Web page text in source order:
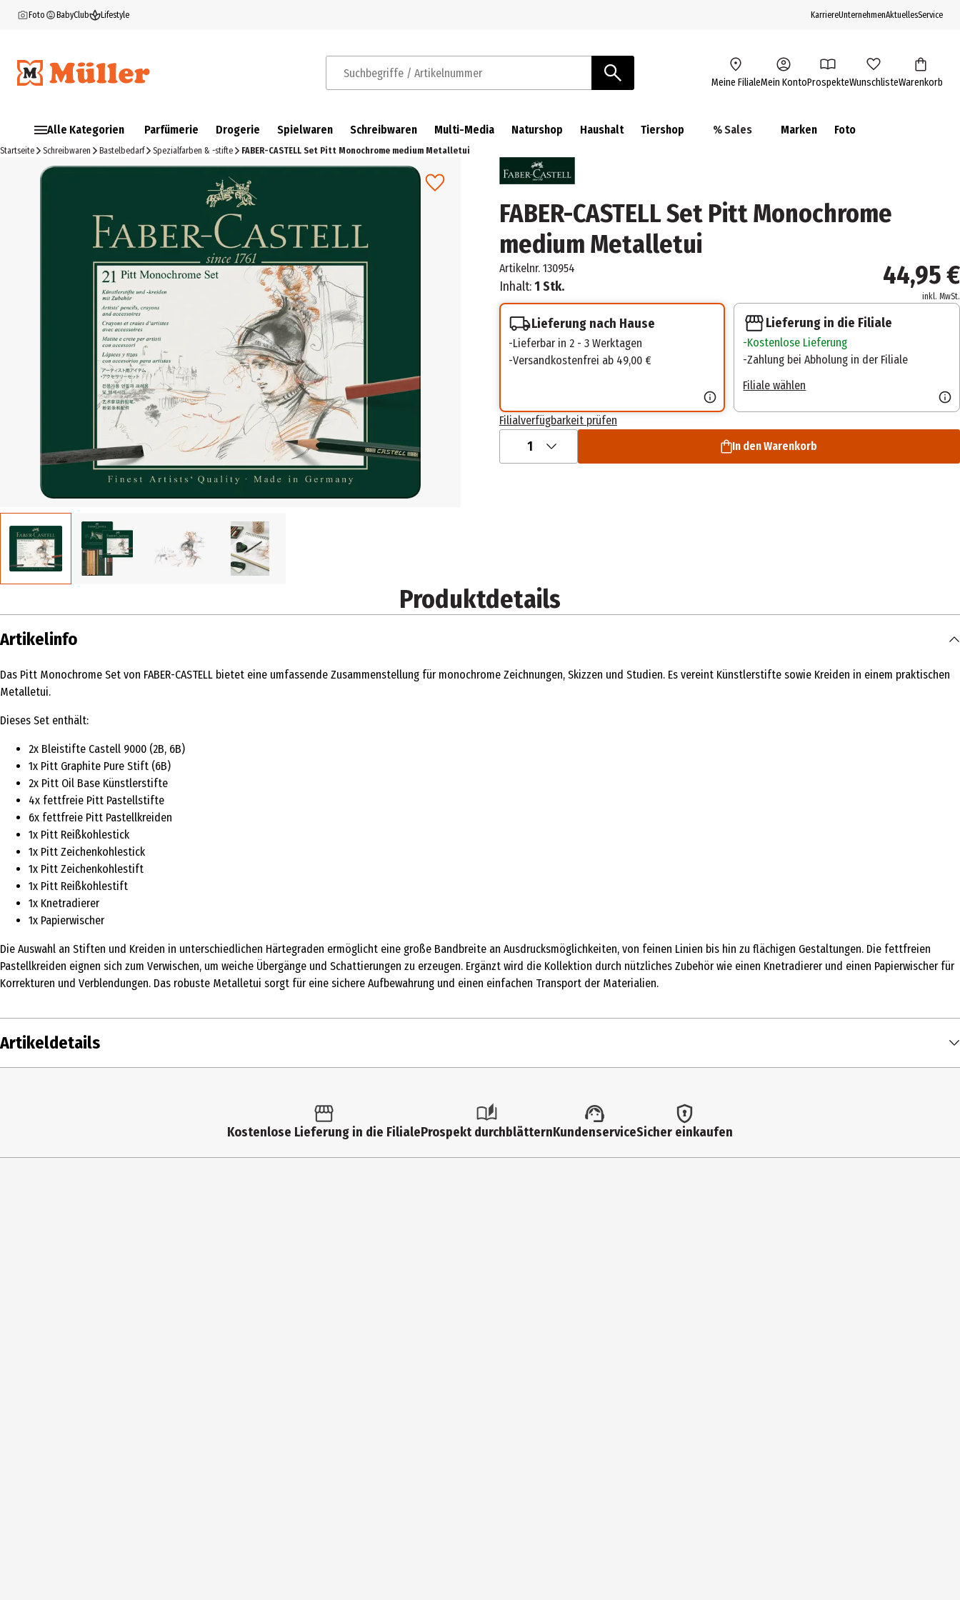
Foto BabyClub Lifestyle KarriereUnternehmenAktuellesService
Suchbegriffe / Artikelnummer Meine FilialeMein KontoProspekteWunschlisteWarenkorb
Alle Kategorien Parfümerie Drogerie Spielwaren Schreibwaren Multi-Media Naturshop Haushalt Tiershop % Sales Marken Foto
Startseite Schreibwaren Bastelbedarf Spezialfarben & -stifte FABER-CASTELL Set Pitt Monochrome medium Metalletui
FABER-CASTELL Set Pitt Monochrome
medium Metalletui
Artikelnr. 130954
Inhalt:1 Stk. 44,95 €
inkl. MwSt.
Lieferung nach Hause
Lieferbar in 2 - 3 Werktagen
Versandkostenfrei ab 49,00 €
Lieferung in die Filiale
Kostenlose Lieferung
Zahlung bei Abholung in der Filiale
Filiale wählen
Filialverfügbarkeit prüfen
1 In den Warenkorb
Produktdetails
Artikelinfo
Das Pitt Monochrome Set von FABER-CASTELL bietet eine umfassende Zusammenstellung für monochrome Zeichnungen, Skizzen und Studien. Es vereint Künstlerstifte sowie Kreiden in einem praktischen
Metalletui.
Dieses Set enthält:
2x Bleistifte Castell 9000 (2B, 6B)
1x Pitt Graphite Pure Stift (6B)
2x Pitt Oil Base Künstlerstifte
4x fettfreie Pitt Pastellstifte
6x fettfreie Pitt Pastellkreiden
1x Pitt Reißkohlestick
1x Pitt Zeichenkohlestick
1x Pitt Zeichenkohlestift
1x Pitt Reißkohlestift
1x Knetradierer
1x Papierwischer
Die Auswahl an Stiften und Kreiden in unterschiedlichen Härtegraden ermöglicht eine große Bandbreite an Ausdrucksmöglichkeiten, von feinen Linien bis hin zu flächigen Gestaltungen. Die fettfreien
Pastellkreiden eignen sich zum Verwischen, um weiche Übergänge und Schattierungen zu erzeugen. Ergänzt wird die Kollektion durch nützliches Zubehör wie einen Knetradierer und einen Papierwischer für
Korrekturen und Verblendungen. Das robuste Metalletui sorgt für eine sichere Aufbewahrung und einen einfachen Transport der Materialien.
Artikeldetails
Spezialfarben & -stifte
Kostenlose Lieferung in die FilialeProspekt durchblätternKundenserviceSicher einkaufen